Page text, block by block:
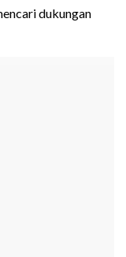
dukungan